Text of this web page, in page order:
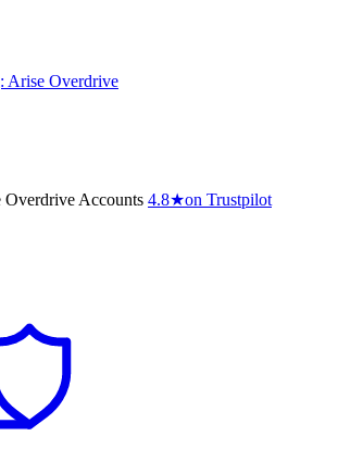
Arise Overdrive
Accounts 4.8★on Trustpilot